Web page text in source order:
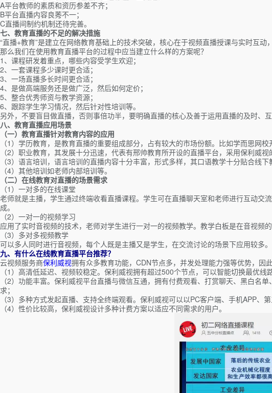
A平台教师的素质和资历参差不齐；
B平台直播内容良莠不一；
C直播间制约机制还待完善。
七、教育直播的不足的解决措施
“直播+教育”是建立在网络教育基础上的技术突破，核心在于视频直播授课与实时互
那么我们在使用教育直播平台的过程中应当建立什么样的方案呢？
1、课程研发着重点，哪些内容受学生欢迎；
2、一套课程多少课时更合适；
3、一场直播多长时间更合适；
4、是做高端服务还是做广泛，然后如何定价；
5、整合优秀师资与教学资源；
6、跟踪学生学习情况，然后针对性培训等。
另外，不要盲目做直播，否则事倍功半，要明确直播的核心及善于运用直播的及时、
八、教育直播应用场景
（一）教育直播针对教育内容的应用
（1）学历教育，是教育直播的重要组成部分，占有较大的市场份额。比如学而思网
（2）职业教育，其发展十分迅速，代表有邢帅教育所开设的直播平台，采用保利威
（3）语言培训，语言培训的直播内容十分丰富，形式多样，其口语教学十分贴合线
（4）其他培训如老师内部培训等。
（二）在线教育对直播的场景需求
（1）一对多的在线课堂
老师就是主播，学生通过终端收看直播课程。学生可在直播聊天室和老师进行互动
成。
（2）一对一的视频学习
应用了实时音视频的技术，老师对学生进行一对一的视频教学。教学白板是在音视频
（3）多对多视频教学
可以多人同时进行音视频，每个人既是主播又是学生，在交流讨论的场景下应用较多。
九、 有什么在线教育直播平台推荐？
云视频服务商保利威视拥有众多教育功能，CDN节点多，并发处理能力强等优势，因
（1）高清低延迟、视频较稳定。保利威视拥有超过500个节点，可以智能切换最优
（2）功能丰富。保利威视平台直播与微信互通，拥有付费观看、打赏聊天、黑白
求；
（3）多种方式发起直播、支持全终端观看。保利威视可以以PC客户端、手机APP
（4）性价比较高，保利威视设计多种计费方案以适应不同需求的用户。